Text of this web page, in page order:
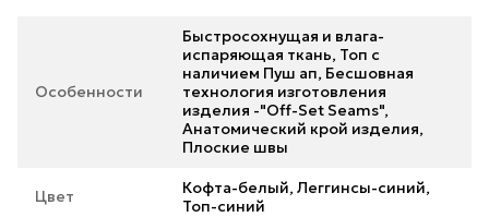
Особенности
Быстросохнущая и влага-
испаряющая ткань, Топ с
наличием Пуш ап, Бесшовная
технология изготовления
изделия -"Off-Set Seams",
Анатомический крой изделия,
Плоские швы
Цвет
Кофта-белый, Леггинсы-синий,
Топ-синий